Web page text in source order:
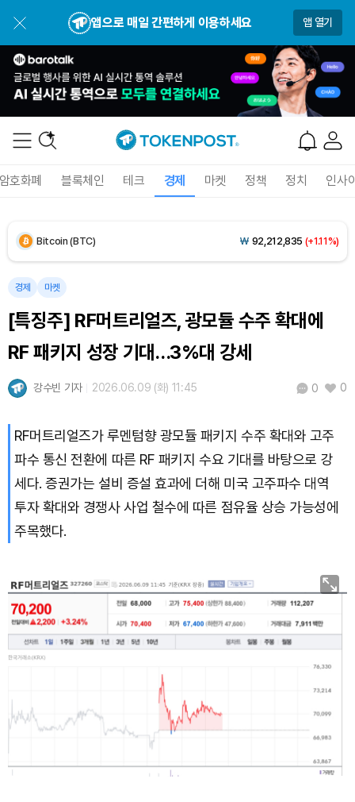
앱으로 매일 간편하게 이용하세요 앱 열기
호화폐 블록체인 테크 경제 마켓 정책 정치 인사
XRP (XRP) ₩1,494(-1.49%)
Solana (SOL) ₩ 105,251(+0.21%)
Bitcoin (BTC) ₩ 92,212,835 (+1.11%)
경제 마켓
[특징주] RF머트리얼즈, 광모듈 수주 확대에
RF 패키지 성장 기대…3%대 강세
강수빈 기자 2026.06.09 (화) 11:45 0 0
RF머트리얼즈가 루멘텀향 광모듈 패키지 수주 확대와 고주
파수 통신 전환에 따른 RF 패키지 수요 기대를 바탕으로 강
세다. 증권가는 설비 증설 효과에 더해 미국 고주파수 대역
투자 확대와 경쟁사 사업 철수에 따른 점유율 상승 가능성에
주목했다.